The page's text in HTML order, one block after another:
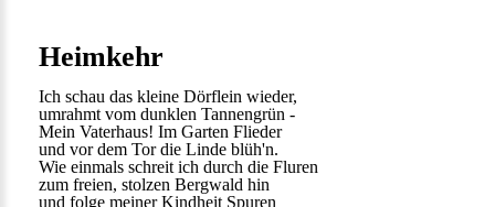
Heimkehr
Ich schau das kleine Dörflein wieder,
umrahmt vom dunklen Tannengrün -
Mein Vaterhaus! Im Garten Flieder
und vor dem Tor die Linde blüh'n.
Wie einmals schreit ich durch die Fluren
zum freien, stolzen Bergwald hin
und folge meiner Kindheit Spuren